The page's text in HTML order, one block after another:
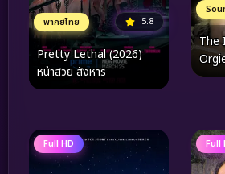
พากย์ไทย 5.8
Pretty Lethal (2026)
หน้าสวย สังหาร
The
Full HD Full